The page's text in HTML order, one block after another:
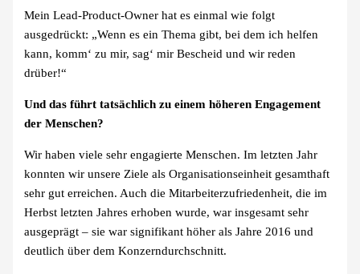
Mein Lead-Product-Owner hat es einmal wie folgt
ausgedrückt: „Wenn es ein Thema gibt, bei dem ich helfen
kann, komm‘ zu mir, sag‘ mir Bescheid und wir reden
drüber!“
Und das führt tatsächlich zu einem höheren Engagement
der Menschen?
Wir haben viele sehr engagierte Menschen. Im letzten Jahr
konnten wir unsere Ziele als Organisationseinheit gesamthaft
sehr gut erreichen. Auch die Mitarbeiterzufriedenheit, die im
Herbst letzten Jahres erhoben wurde, war insgesamt sehr
ausgeprägt – sie war signifikant höher als Jahre 2016 und
deutlich über dem Konzerndurchschnitt.